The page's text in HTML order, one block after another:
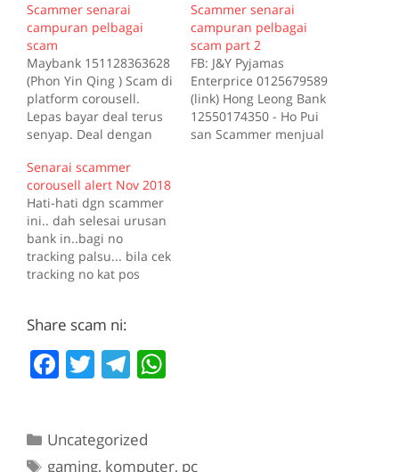
Scammer senarai
campuran pelbagai
scam
Maybank 151128363628
(Phon Yin Qing ) Scam di
platform corousell.
Lepas bayar deal terus
senyap. Deal dengan
So bila dia kena banned
pun tak ada masalah
dah ramai mangsa.
0163906213 Scam
menyamar curi gambar
orang di whatsapp,
minta derma, nak jual
simpati…
Scammer senarai
campuran pelbagai
scam part 2
FB: J&Y Pyjamas
Enterprice 0125679589
(link) Hong Leong Bank
12550174350 - Ho Pui
san Scammer menjual
Senarai scammer
corousell alert Nov 2018
Hati-hati dgn scammer
ini.. dah selesai urusan
bank in..bagi no
tracking palsu... bila cek
tracking no kat pos
laju tgh update sistem...
caroesell & whatsapp
balas...mohon jgn
dlm notepad anda sbb
senarai ni ialah…
Share scam ni:
F
e
T
er
T
gr
Categories
Uncategorized
Tags
gaming, komputer, pc